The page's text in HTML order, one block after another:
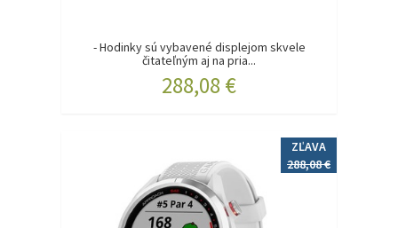
- Hodinky sú vybavené displejom skvele
čitateľným aj na pria...
288,08 €
ZĽAVA
288,08 €